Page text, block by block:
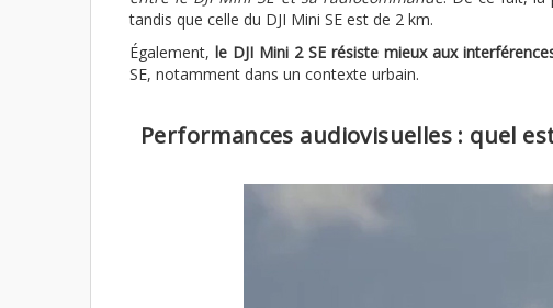
tandis que celle du DJI Mini SE est de 2 km.
Également, le DJI Mini 2 SE résiste mieux aux
SE, notamment dans un contexte urbain.
Performances audiovisuelles : quel